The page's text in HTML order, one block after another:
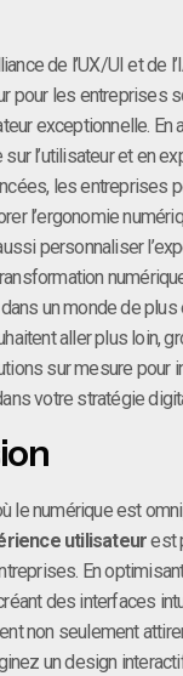
de l’UX/UI et de
pour les entreprises
exceptionnelle. En
l’utilisateur et en
les entreprises
l’ergonomie
personnaliser
un monde de plus
aller plus loin,
sur mesure pour
votre stratégie
le numérique est
utilisateurest
En
des interfaces
non seulement
un design